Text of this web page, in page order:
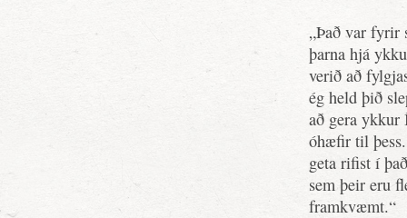
„Það var fyrir
þarna hjá
verið að
ég held þið
að gera ykkur
óhæfir til
geta rifist í
sem þeir eru
framkvæmt.“